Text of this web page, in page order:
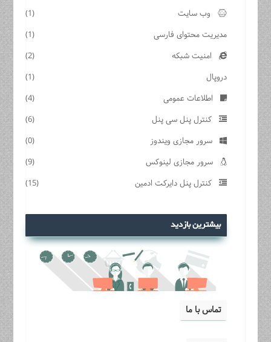
وب سایت
(1)
مدیریت محتوای فارسی
(1)
امنیت شبکه
(2)
دروپال
(1)
اطلاعات عمومی
(4)
کنترل پنل سی پنل
(6)
سرور مجازی ویندوز
(0)
سرور مجازی لینوکس
(9)
کنترل پنل دایرکت ادمین
(15)
بیشترین بازدید
تماس با ما